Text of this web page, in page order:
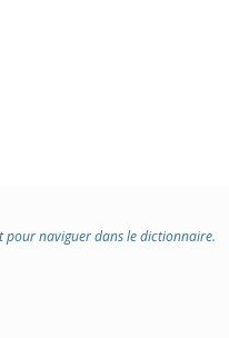
pour naviguer dans le dictionnaire.